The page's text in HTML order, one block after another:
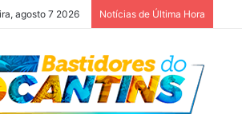
agosto 7 2026 Notícias de Última Hora